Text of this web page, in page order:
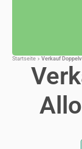
Startseite Verkauf